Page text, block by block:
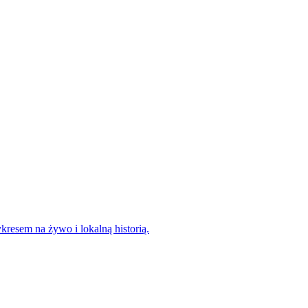
na żywo i lokalną historią.